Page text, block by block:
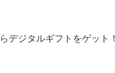
デジタルギフトをゲット！